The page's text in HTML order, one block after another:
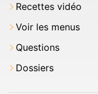
Recettes vidéo
Voir les menus
Questions
Dossiers